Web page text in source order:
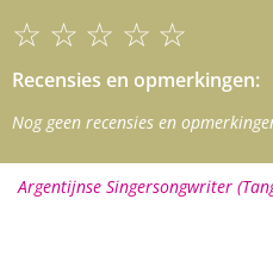
☆☆☆☆☆
Recensies en opmerkingen:
Nog geen recensies en
Argentijnse Singersongwriter